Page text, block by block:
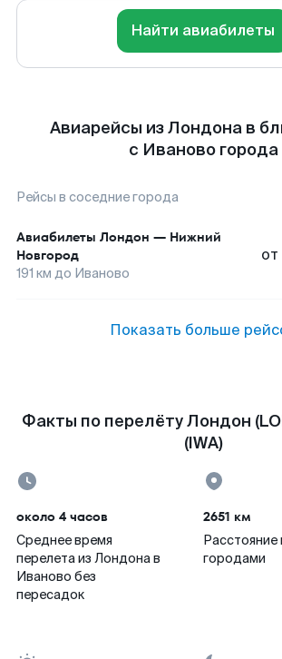
Найти авиабилеты
Авиарейсы из Лондона в
с Иваново города
Рейсы в соседние города
Авиабилеты Лондон — Нижний
Новгород
191 км до Иваново
от
Показать больше
Факты по перелёту Лондон
(IWA)
около 4 часов
Среднее время
перелета из Лондона в
Иваново без
пересадок
2651 км
городами